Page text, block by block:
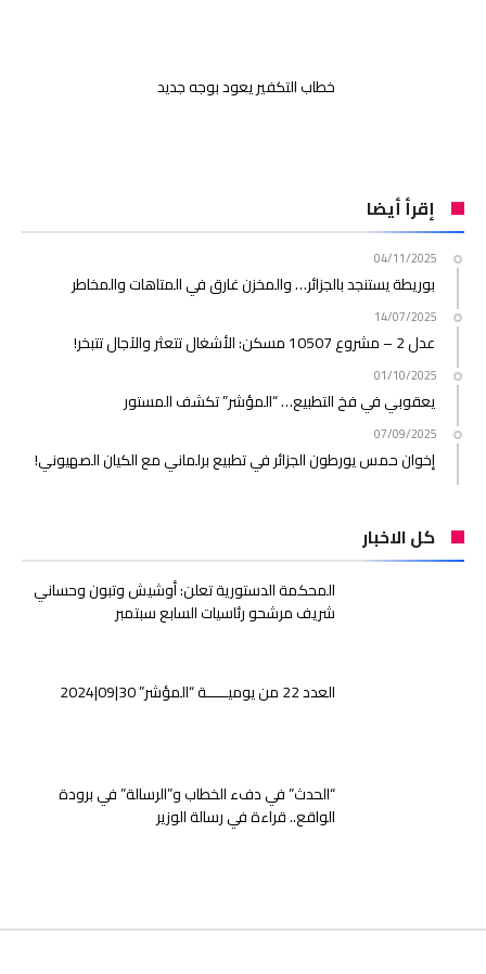
خطاب التكفير يعود بوجه جديد
إقرأ أيضا
04/11/2025
بوريطة يستنجد بالجزائر… والمخزن غارق في المتاهات والمخاطر
14/07/2025
عدل 2 – مشروع 10507 مسكن: الأشغال تتعثر والآجال تتبخر!
01/10/2025
يعقوبي في فخ التطبيع… “المؤشر” تكشف المستور
07/09/2025
إخوان حمس يورطون الجزائر في تطبيع برلماني مع الكيان الصهيوني!
كل الاخبار
المحكمة الدستورية تعلن: أوشيش وتبون وحساني
شريف مرشحو رئاسيات السابع سبتمبر
العدد 22 من يوميـــــة “المؤشر” 30|09|2024
“الحدث” في دفء الخطاب و”الرسالة” في برودة
الواقع.. قراءة في رسالة الوزير